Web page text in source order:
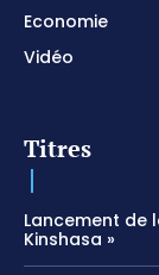
Economie
Vidéo
Titres
Lancement de
Kinshasa »